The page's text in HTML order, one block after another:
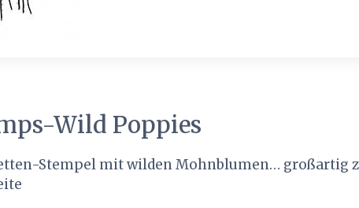
Wild Poppies
Stempel mit wilden Mohnblumen… großartig